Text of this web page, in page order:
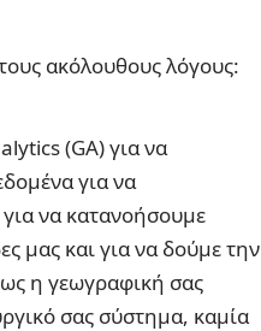
ακόλουθους λόγους:
(GA) για να
για να
να κατανοήσουμε
μας και για να δούμε την
η γεωγραφική σας
σας σύστημα, καμία